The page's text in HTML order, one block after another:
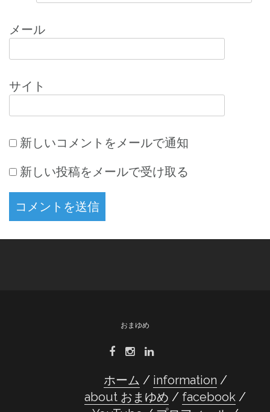
メール
サイト
新しいコメントをメールで通知
新しい投稿をメールで受け取る
おまゆめ
ホーム
information
about おまゆめ
facebook